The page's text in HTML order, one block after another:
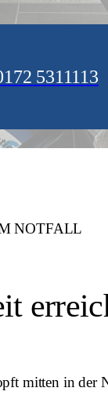
5311113
NOTFALL
mitten in der